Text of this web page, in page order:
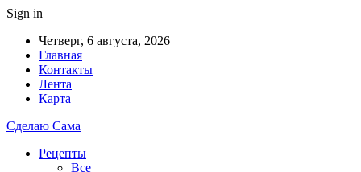
Sign in
Четверг, 6 августа, 2026
Главная
Контакты
Лента
Карта
Сделаю Сама
Рецепты
Все